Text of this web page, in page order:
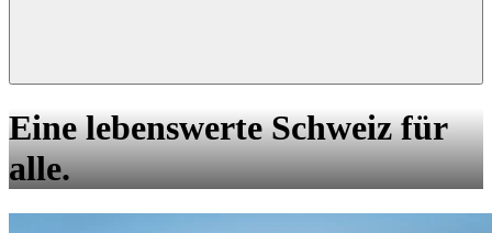
Eine lebenswerte Schweiz für
alle.